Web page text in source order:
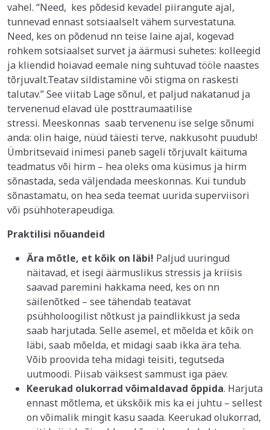
vahel. “Need, kes põdesid kevadel piirangute ajal,
tunnevad ennast sotsiaalselt vähem survestatuna.
Need, kes on põdenud nn teise laine ajal, kogevad
rohkem sotsiaalset survet ja äärmusi suhetes: kolleegid
ja kliendid hoiavad eemale ning suhtuvad tööle naastes
tõrjuvalt.Teatav sildistamine või stigma on raskesti
talutav.” See viitab Lage sõnul, et paljud nakatanud ja
tervenenud elavad üle posttraumaatilise
stressi. Meeskonnas saab tervenenu ise selge sõnumi
anda: olin haige, nüüd täiesti terve, nakkusoht puudub!
Ümbritsevaid inimesi paneb sageli tõrjuvalt käituma
teadmatus või hirm – hea oleks oma küsimus ja hirm
sõnastada, seda väljendada meeskonnas. Kui tundub
sõnastamatu, on hea seda teemat uurida superviisori
või psühhoterapeudiga.
Praktilisi nõuandeid
Ära mõtle, et kõik on läbi! Paljud uuringud
näitavad, et isegi äärmuslikus stressis ja kriisis
saavad paremini hakkama need, kes on nn
säilenõtked – see tähendab teatavat
psühholoogilist nõtkust ja paindlikkust ja seda
saab harjutada. Selle asemel, et mõelda et kõik on
läbi, saab mõelda, et midagi saab ikka ära teha.
Võib proovida teha midagi teisiti, tegutseda
uutmoodi. Piisab väiksest sammust iga päev.
Keerukad olukorrad võimaldavad õppida. Harjuta
ennast mõtlema, et ükskõik mis ka ei juhtu – sellest
on võimalik mingit kasu saada. Keerukad olukorrad,